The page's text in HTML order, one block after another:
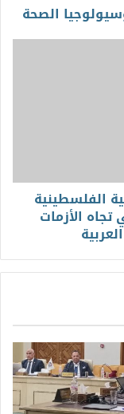
الصحة
الفلسطينية
الأزمات